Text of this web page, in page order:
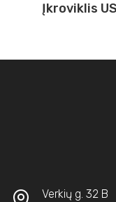
Įkroviklis
Verkių g. 32 B